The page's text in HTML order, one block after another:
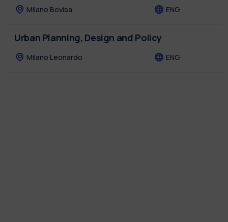
Milano Bovisa ENG
Urban Planning, Design and Policy
Milano Leonardo ENG